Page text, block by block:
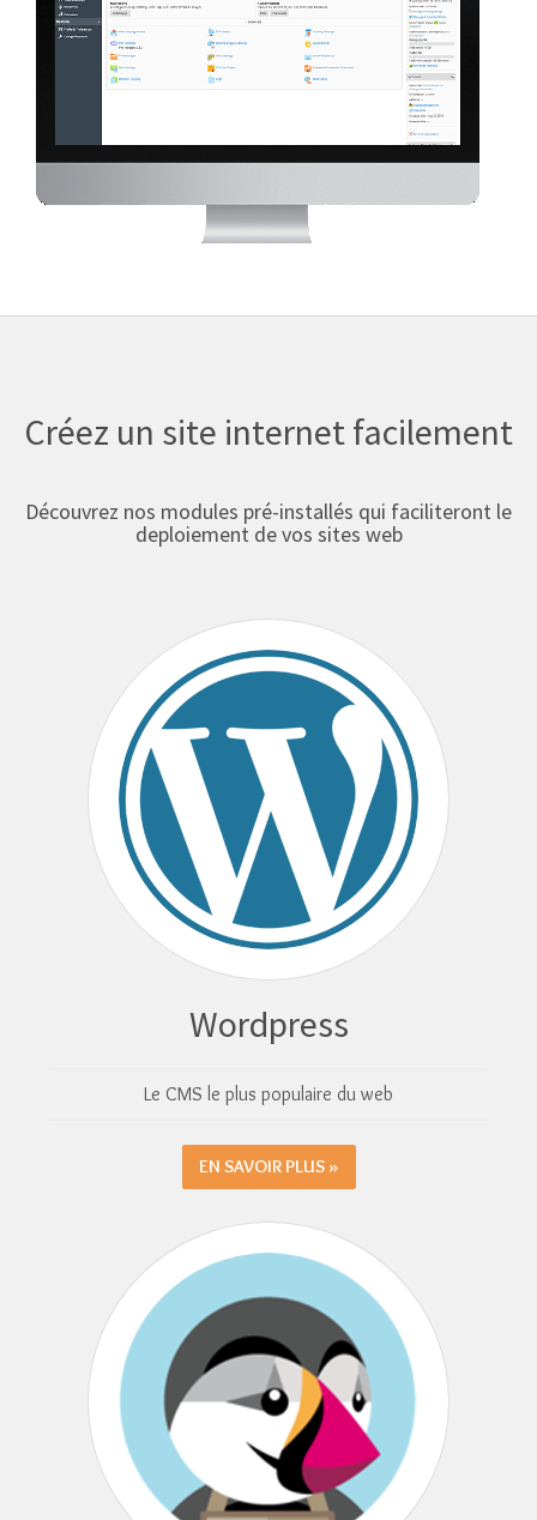
Créez un site internet facilement
Découvrez nos modules pré-installés qui faciliteront le
deploiement de vos sites web
Wordpress
Le CMS le plus populaire du web
EN SAVOIR PLUS »